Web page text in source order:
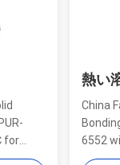
for
熱い
China
6552
And